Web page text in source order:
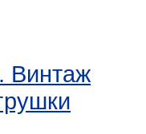
Винтаж